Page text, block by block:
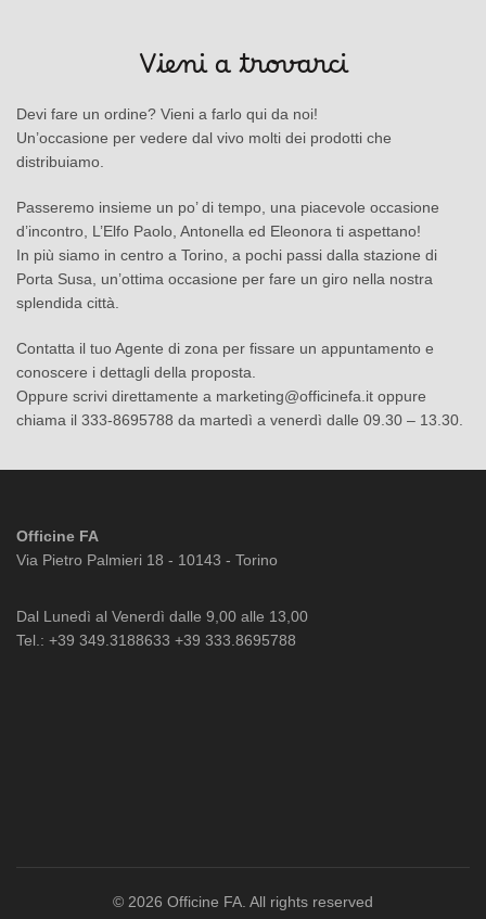
Vieni a trovarci
Devi fare un ordine? Vieni a farlo qui da noi!
Un’occasione per vedere dal vivo molti dei prodotti che
distribuiamo.
Passeremo insieme un po’ di tempo, una piacevole occasione
d’incontro, L’Elfo Paolo, Antonella ed Eleonora ti aspettano!
In più siamo in centro a Torino, a pochi passi dalla stazione di
Porta Susa, un’ottima occasione per fare un giro nella nostra
splendida città.
Contatta il tuo Agente di zona per fissare un appuntamento e
conoscere i dettagli della proposta.
Oppure scrivi direttamente a marketing@officinefa.it oppure
chiama il 333-8695788 da martedì a venerdì dalle 09.30 – 13.30.
Officine FA
Via Pietro Palmieri 18 - 10143 - Torino
Dal Lunedì al Venerdì dalle 9,00 alle 13,00
Tel.: +39 349.3188633 +39 333.8695788
© 2026 Officine FA . All rights reserved